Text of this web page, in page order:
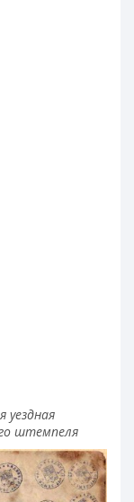
уездная
штемпеля